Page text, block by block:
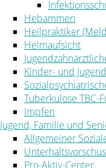
Hebammen
Heilpraktiker
Heimaufsicht
Kinder- und
Tuberkulose TBC-
Impfen
Jugend, Familie und
Allgemeiner
Pro-Aktiv-Center